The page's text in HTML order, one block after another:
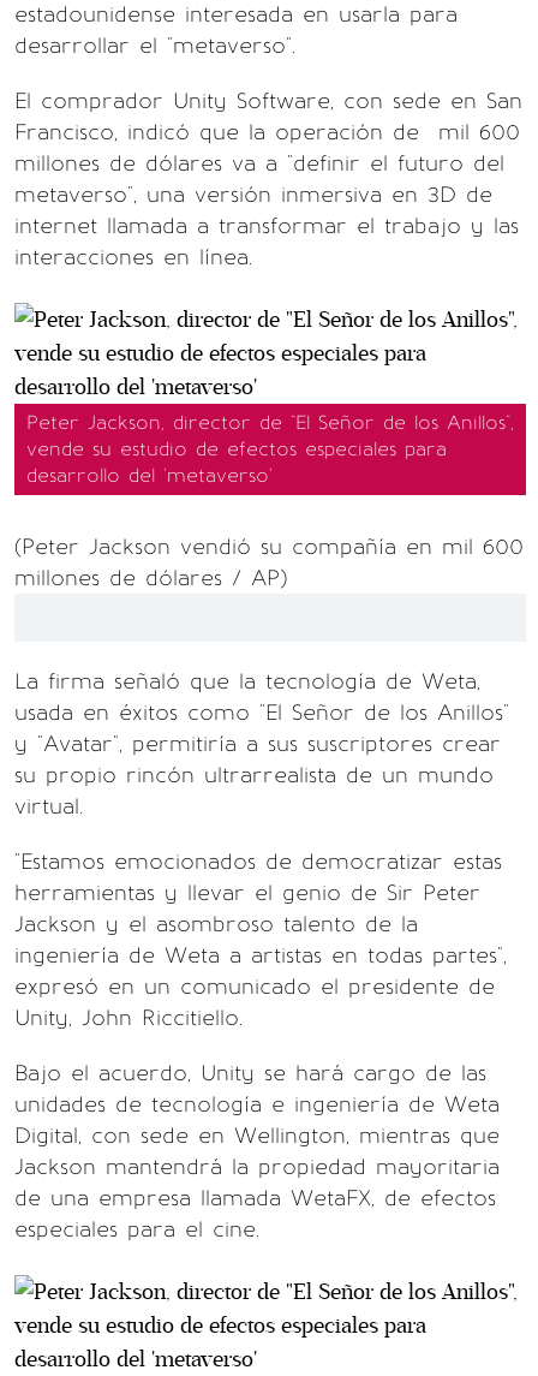
estadounidense interesada en usarla para
desarrollar el "metaverso".
El comprador Unity Software, con sede en San
Francisco, indicó que la operación de mil 600
millones de dólares va a "definir el futuro del
metaverso", una versión inmersiva en 3D de
internet llamada a transformar el trabajo y las
interacciones en línea.
Peter Jackson, director de "El Señor de los Anillos",
vende su estudio de efectos especiales para
desarrollo del 'metaverso'
(Peter Jackson vendió su compañía en mil 600
millones de dólares / AP)
La firma señaló que la tecnología de Weta,
usada en éxitos como "El Señor de los Anillos"
y "Avatar", permitiría a sus suscriptores crear
su propio rincón ultrarrealista de un mundo
virtual.
"Estamos emocionados de democratizar estas
herramientas y llevar el genio de Sir Peter
Jackson y el asombroso talento de la
ingeniería de Weta a artistas en todas partes",
expresó en un comunicado el presidente de
Unity, John Riccitiello.
Bajo el acuerdo, Unity se hará cargo de las
unidades de tecnología e ingeniería de Weta
Digital, con sede en Wellington, mientras que
Jackson mantendrá la propiedad mayoritaria
de una empresa llamada WetaFX, de efectos
especiales para el cine.